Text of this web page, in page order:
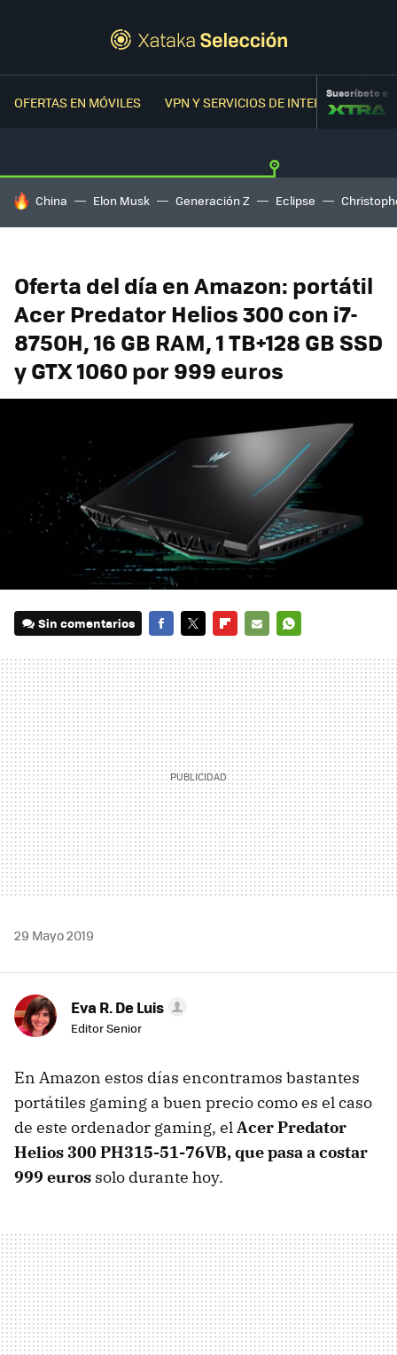
OFERTAS EN MÓVILES VPN Y SERVICIOS DE INTERNETSuscríbete a
HOY SE HABLA DE
China Elon Musk Generación Z Eclipse
Oferta del día en Amazon: portátil
Acer Predator Helios 300 con i7-
8750H, 16 GB RAM, 1 TB+128 GB SSD
y GTX 1060 por 999 euros
Sin comentarios
MAIL
29 Mayo 2019
Eva R. De Luis
Editor Senior
En Amazon estos días encontramos bastantes
portátiles gaming a buen precio como es el caso
de este ordenador gaming, elAcer Predator
Helios 300 PH315-51-76VB, que pasa a costar
999 euros solo durante hoy.